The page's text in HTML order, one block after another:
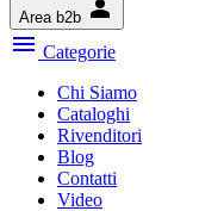
Area b2b person
menu Categorie
Chi Siamo
Cataloghi
Rivenditori
Blog
Contatti
Video